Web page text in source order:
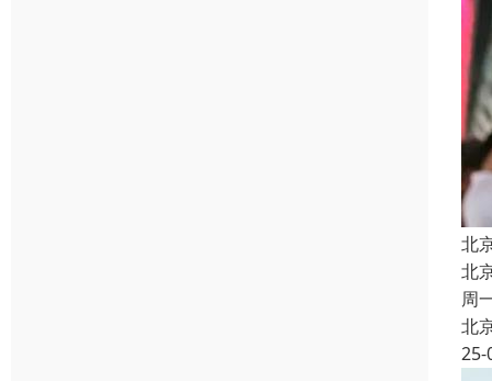
北
北
周
北
25-